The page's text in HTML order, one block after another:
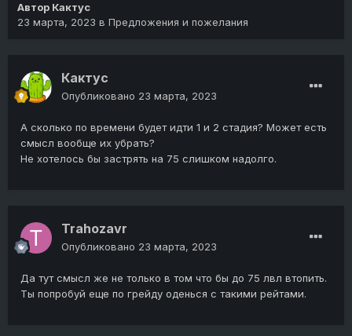
Автор Кактус
23 марта, 2023 в Предложения и пожелания
Кактус
Опубликовано 23 марта, 2023
А сколько по времени будет идти 1 и 2 стадия? Может есть
смысл вообще их убрать?
Не хотелось бы застрять на 75 слишком надолго.
Trahozavr
Опубликовано 23 марта, 2023
Да тут смысл же не только в том что бы до 75 лвл втопить.
Ты попробуй еще по грейду оденься с такими рейтами.